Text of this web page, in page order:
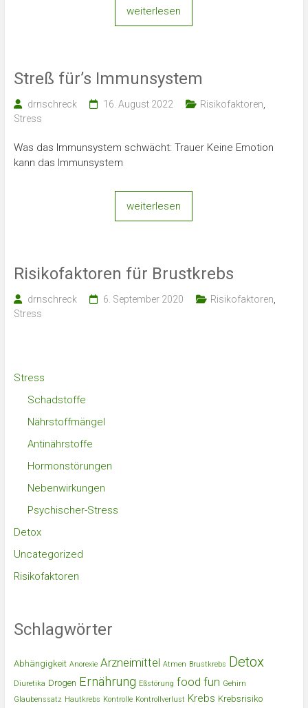
weiterlesen
Streß für’s Immunsystem
drnschreck 16. August 2022 Risikofaktoren
Stress
Was das Immunsystem schwächt: Trauer Keine Emotion
kann das Immunsystem
weiterlesen
Risikofaktoren für Brustkrebs
drnschreck 6. September 2020 Risikofaktoren
Stress
Stress
Schadstoffe
Nährstoffmängel
Antinährstoffe
Hormonstörungen
Nebenwirkungen
Psychischer-Stress
Detox
Uncategorized
Risikofaktoren
Schlagwörter
Abhängigkeit Anorexie Arzneimittel Atmen Brustkrebs Detox
Diuretika Drogen Ernährung Eßstörung food fun Gehirn
Glaubenssatz Hautkrebs Kontrolle Kontrollverlust Krebs Krebsrisiko